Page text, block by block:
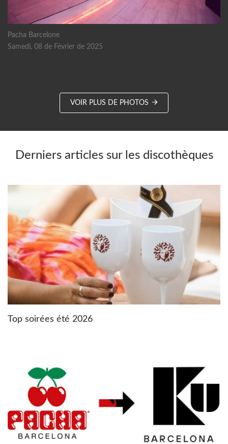
Pacha Barcelone
Samedi, 08 de Février de 2025
VOIR PLUS DE PHOTOS
Derniers articles sur les discothèques
Top soirées été 2026